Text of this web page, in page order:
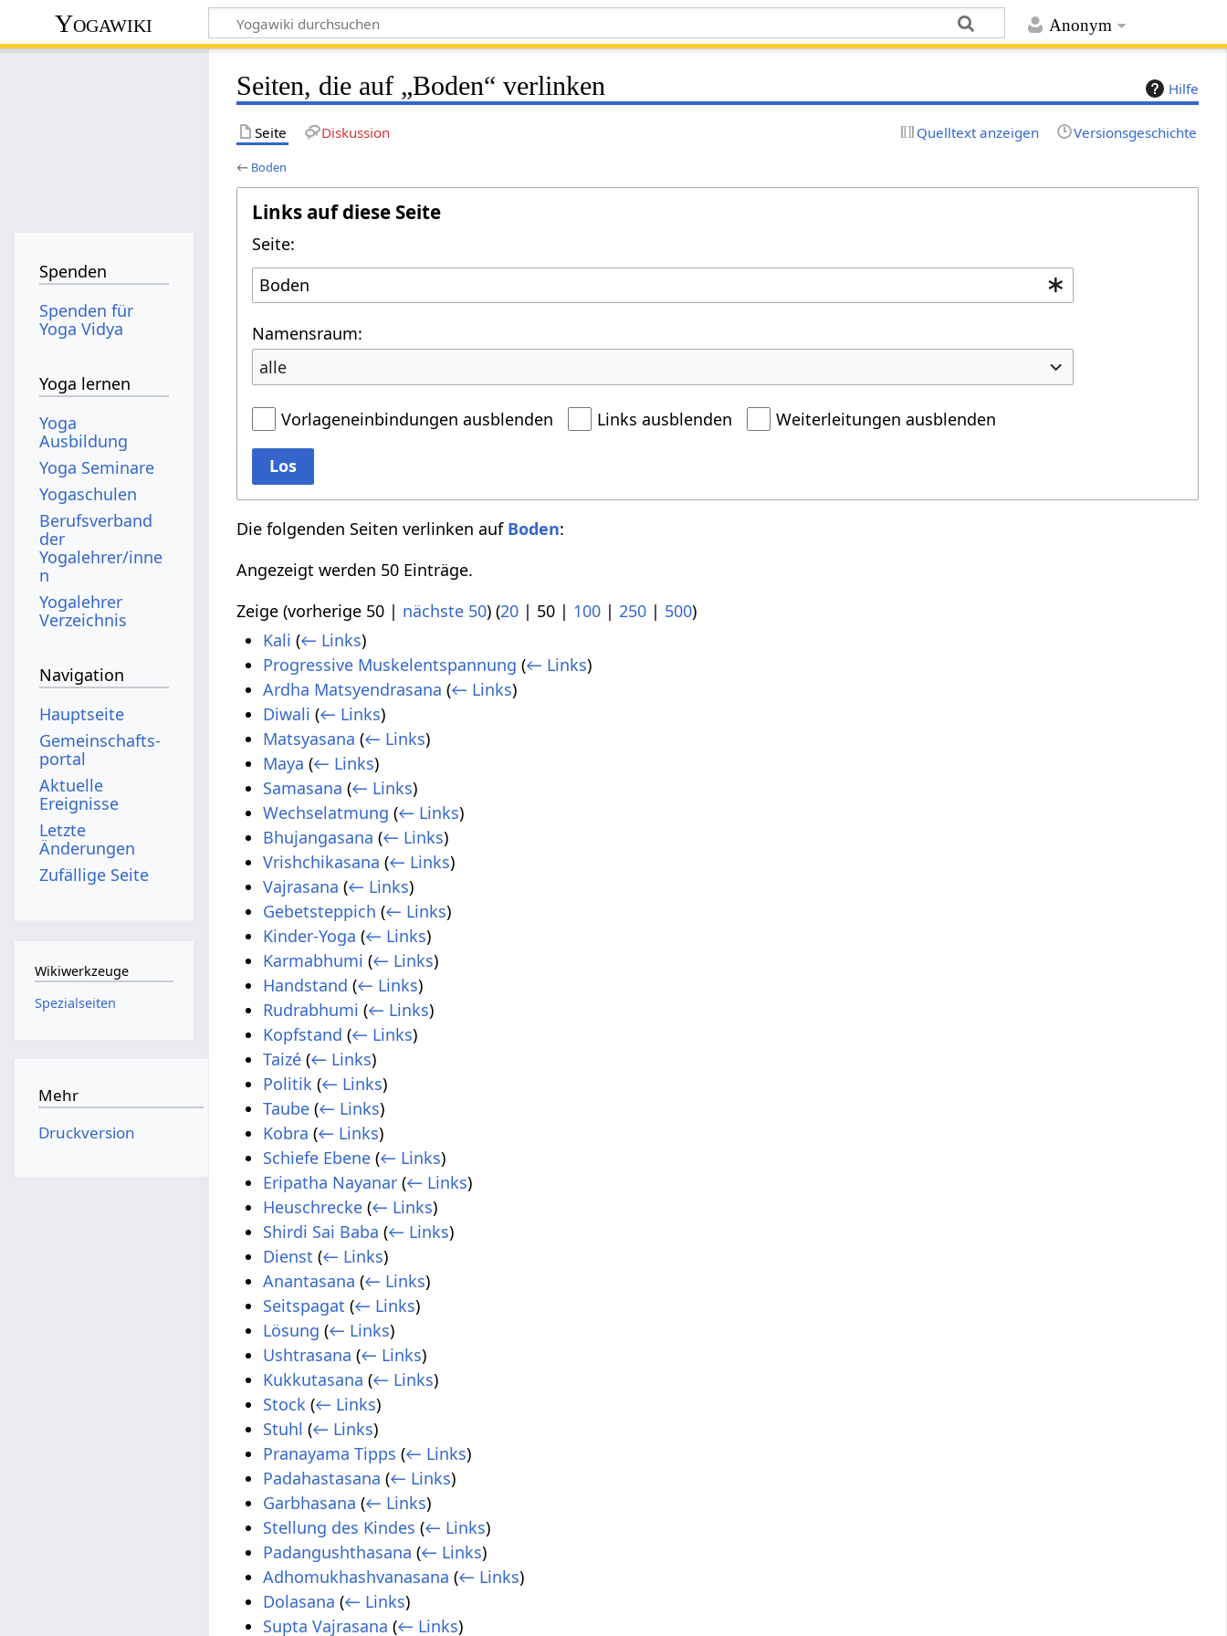
Anonym
Yogawiki
Hilfe
Seiten, die auf „Boden“ verlinken
Seite Diskussion Quelltext anzeigen Versionsgeschichte
← Boden
Links auf diese Seite
Seite:
Namensraum:
alle
Vorlageneinbindungen ausblenden Links ausblenden Weiterleitungen ausblenden
Los
Die folgenden Seiten verlinken auf Boden:
Angezeigt werden 50 Einträge.
Zeige (vorherige 50 | nächste 50) (20 | 50 | 100 |250 | 500)
Kali (← Links)
Progressive Muskelentspannung (← Links)
Ardha Matsyendrasana (← Links)
Diwali (← Links)
Matsyasana (← Links)
Maya (← Links)
Samasana (← Links)
Wechselatmung (← Links)
Bhujangasana (← Links)
Vrishchikasana (← Links)
Vajrasana (← Links)
Gebetsteppich (← Links)
Kinder-Yoga (← Links)
Karmabhumi (← Links)
Handstand (← Links)
Rudrabhumi (← Links)
Kopfstand (← Links)
Taizé (← Links)
Politik (← Links)
Taube (← Links)
Kobra (← Links)
Schiefe Ebene (← Links)
Eripatha Nayanar (← Links)
Heuschrecke (← Links)
Shirdi Sai Baba (← Links)
Dienst (← Links)
Anantasana (← Links)
Seitspagat (← Links)
Lösung (← Links)
Ushtrasana (← Links)
Kukkutasana (← Links)
Stock (← Links)
Stuhl (← Links)
Pranayama Tipps (← Links)
Padahastasana (← Links)
Garbhasana (← Links)
Stellung des Kindes (← Links)
Padangushthasana (← Links)
Adhomukhashvanasana (← Links)
Dolasana (← Links)
Supta Vajrasana (← Links)
Spenden
Spenden für
Yoga Vidya
Yoga lernen
Yoga
Ausbildung
Yoga Seminare
Yogaschulen
Berufsverband
der
Yogalehrer/inne
n
Yogalehrer
Verzeichnis
Navigation
Hauptseite
Gemeinschafts­
portal
Aktuelle
Ereignisse
Letzte
Änderungen
Zufällige Seite
Wikiwerkzeuge
Spezialseiten
Mehr
Druckversion